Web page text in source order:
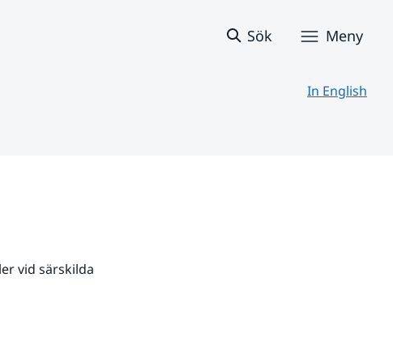
Sök Meny
In English
vid särskilda